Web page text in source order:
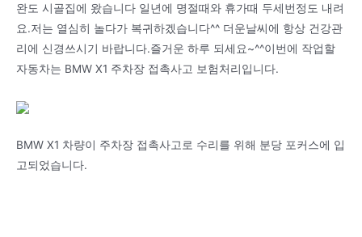
완도 시골집에 왔습니다 일년에 명절때와 휴가때 두세번정도 내려
요.저는 열심히 놀다가 복귀하겠습니다^^ 더운날씨에 항상 건강관
리에 신경쓰시기 바랍니다.즐거운 하루 되세요~^^이번에 작업할
자동차는 BMW X1 주차장 접촉사고 보험처리입니다.
BMW X1 차량이 주차장 접촉사고로 수리를 위해 분당 포커스에 입
고되었습니다.